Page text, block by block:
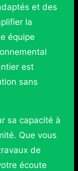
et des
la
équipe
est
sans
sa capacité à
Que vous
de
écoute